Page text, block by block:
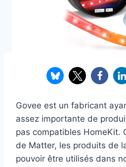
Govee est un fabricant
assez importante de
pas compatibles HomeKit.
de Matter, les produits de
pouvoir être utilisés dans